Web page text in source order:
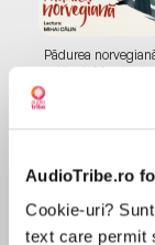
AudioTribe.ro
Cookie-uri?
text care permit
Pădurea
Haruki Murakami